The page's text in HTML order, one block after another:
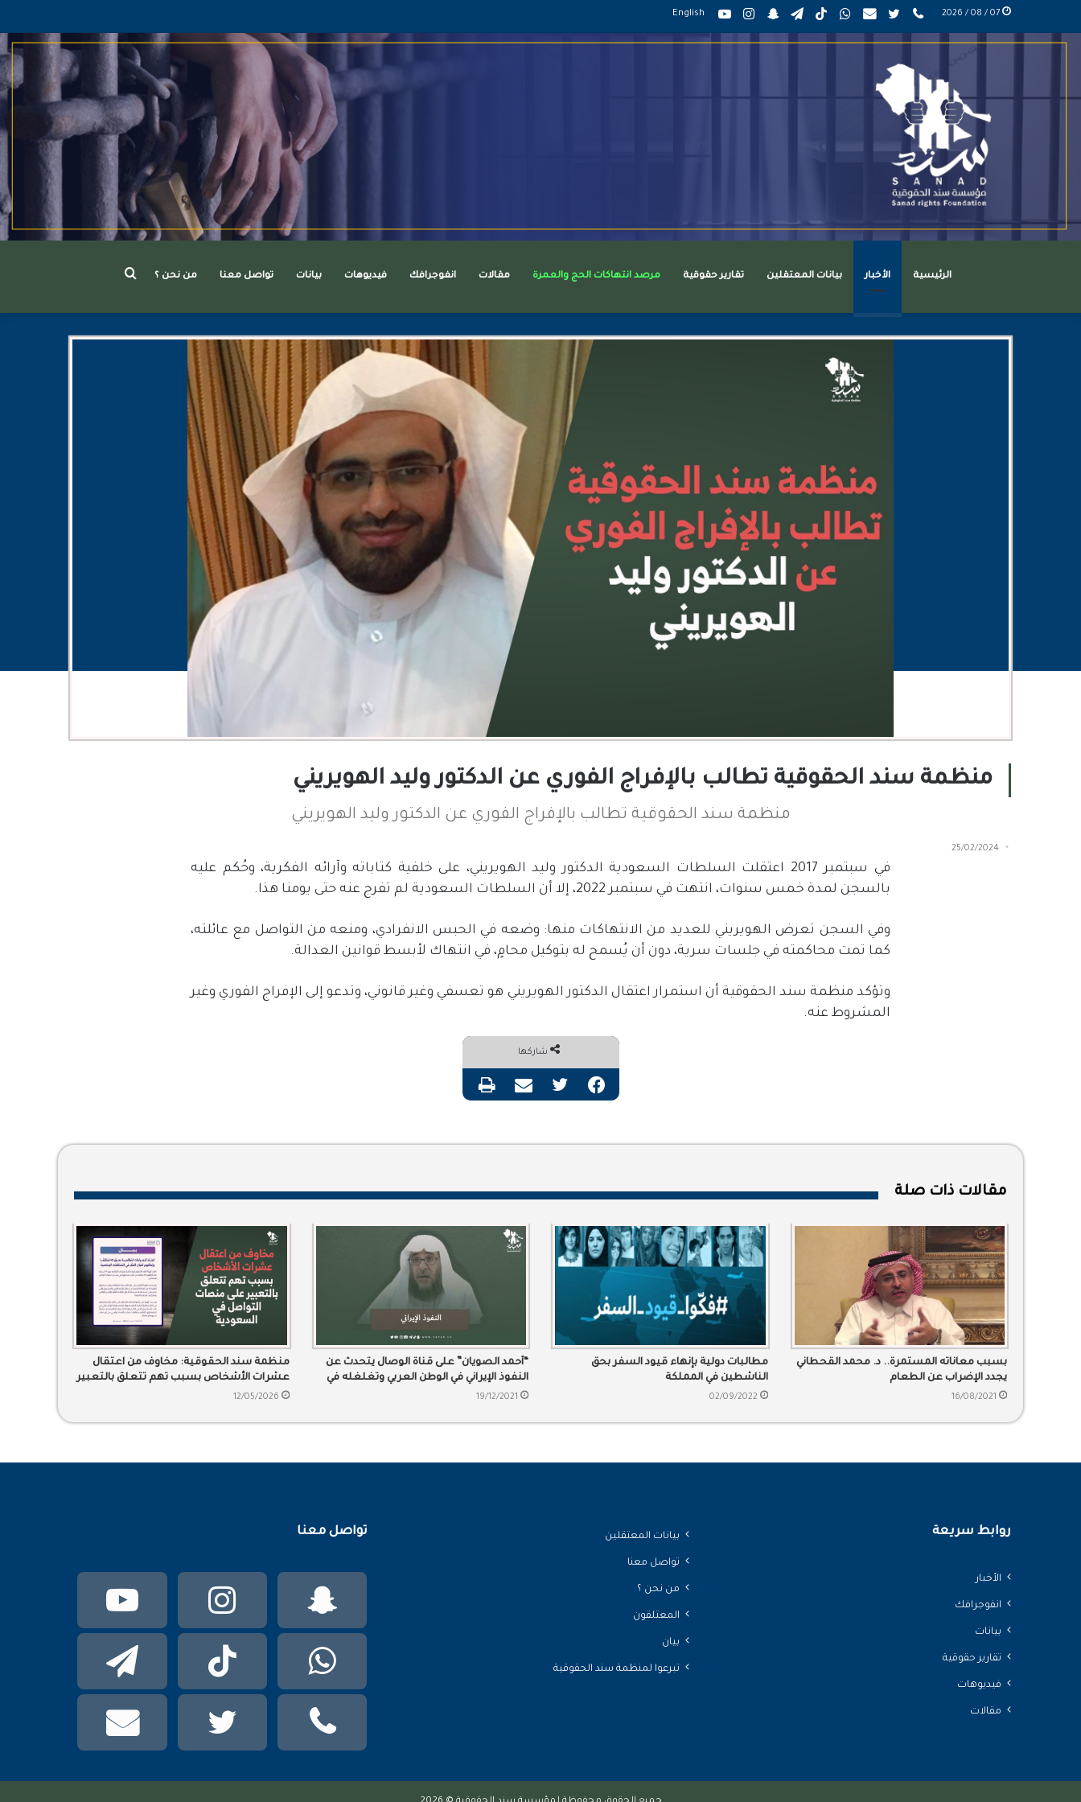
يوتيوب
انستقرام سناب
تشات
تيلقرامTikTokواتساب mail تويتر
عربي
phone
English
الرئيسية الأخبار بيانات المعتقلين تقارير حقوقية مرصد انتهاكات الحج والعمرة مقالات انفوجرافك فيديوهات بيانات تواصل معنا من نحن ؟
منظمة سند الحقوقية تطالب بالإفراج الفوري عن الدكتور وليد الهويريني
منظمة سند الحقوقية تطالب بالإفراج الفوري عن الدكتور وليد الهويريني
25/02/2024
في سبتمبر 2017 اعتقلت السلطات السعودية الدكتور وليد الهويريني، على خلفية كتاباته وآرائه الفكرية، وحُكم عليه
بالسجن لمدة خمس سنوات، انتهت في سبتمبر2022، إلا أن السلطات السعودية لم تفرج عنه حتى يومنا هذا.
وفي السجن تعرض الهويريني للعديد من الانتهاكات منها: وضعه في الحبس الانفرادي، ومنعه من التواصل مع عائلته،
كما تمت محاكمته في جلسات سرية، دون أن يُسمح له بتوكيل محامٍ، في انتهاك لأبسط قوانين العدالة.
وتؤكد منظمة سند الحقوقية أن استمرار اعتقال الدكتور الهويريني هو تعسفي وغير قانوني، وتدعو إلى الإفراج الفوري وغير
المشروط عنه.
شاركها
فيسبوك تويتر مشاركة عبر البريد طباعة
مقالات ذات صلة
بسبب معاناته المستمرة.. د. محمد القحطاني
يجدد الإضراب عن الطعام
16/08/2021
مطالبات دولية بإنهاء قيود السفر بحق
الناشطين في المملكة
02/09/2022
“أحمد الصويان” على قناة الوصال يتحدث عن
النفوذ الإيراني في الوطن العربي وتغلغله في
سياسات الدول.
19/12/2021
منظمة سند الحقوقية: مخاوف من اعتقال
عشرات الأشخاص بسبب تهم تتعلق بالتعبير
على منصات التواصل في السعودية
12/05/2026
روابط سريعة
الأخبار
انفوجرافك
بيانات
تقارير حقوقية
فيديوهات
مقالات
بيانات المعتقلين
تواصل معنا
من نحن ؟
المعتلقون
بيان
تبرعوا لمنظمة سند الحقوقية
تواصل معنا
يوتيوبانستقرام سناب
تشات
تيلقرام TikTok واتساب
mail
عربي
phone